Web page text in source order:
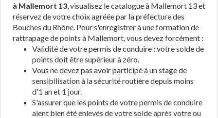
à Mallemort 13, visualisez le catalogue à Mallemort 13 et
réservez de votre choix agréée par la préfecture des
Bouches du Rhône. Pour s'enregistrer à une formation de
rattrapage de points à Mallemort, vous devez forcément :
Validité de votre permis de conduire : votre solde de
points doit être supérieur à zéro.
Vous ne devez pas avoir participé à un stage de
sensibilisation à la sécurité routière depuis moins
d'1 an et 1 jour.
S'assurer que les points de votre permis de conduire
aient bien été enlevés de votre solde après votre ou